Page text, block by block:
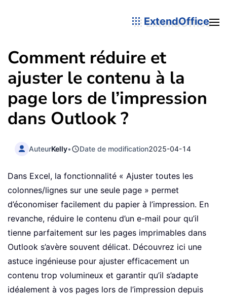
ExtendOffice
Comment réduire et
ajuster le contenu à la
page lors de l’impression
dans Outlook ?
AuteurKelly• Date de modification2025-04-14
Dans Excel, la fonctionnalité « Ajuster toutes les
colonnes/lignes sur une seule page » permet
d’économiser facilement du papier à l’impression. En
revanche, réduire le contenu d’un e-mail pour qu’il
tienne parfaitement sur les pages imprimables dans
Outlook s’avère souvent délicat. Découvrez ici une
astuce ingénieuse pour ajuster efficacement un
contenu trop volumineux et garantir qu’il s’adapte
idéalement à vos pages lors de l’impression depuis